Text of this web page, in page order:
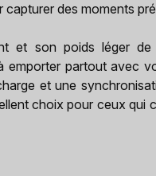
capturer des moments
et son poids léger
emporter partout avec
et une
choix pour ceux qui